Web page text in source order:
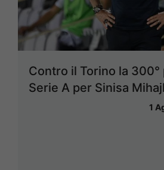
Contro il Torino la 300°
Serie A per Sinisa
1